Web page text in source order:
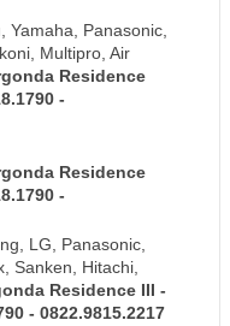
Yamaha, Panasonic,
Multipro, Air
Residence
-
Residence
-
LG, Panasonic,
Sanken, Hitachi,
Residence III -
- 0822.9815.2217